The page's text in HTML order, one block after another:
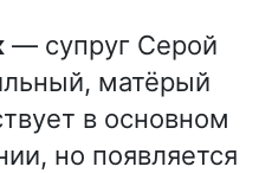
— супруг Серой
матёрый
в основном
но появляется